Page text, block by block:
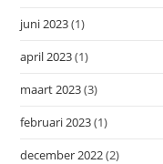
juni 2023(1)
april 2023(1)
maart 2023(3)
februari 2023(1)
december 2022(2)